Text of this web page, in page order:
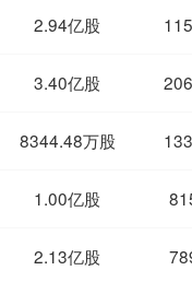
2.94亿股
3.40亿股
8344.48万股
1.00亿股
2.13亿股